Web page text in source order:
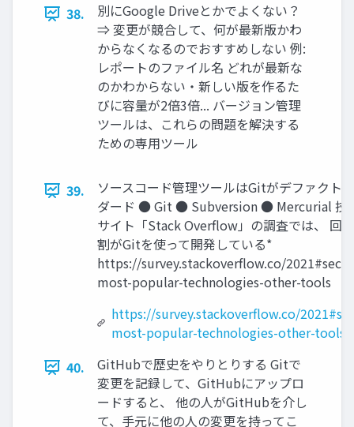
38.
別にGoogle Driveとかでよくない？
⇒ 変更が競合して、何が最新版かわ
からなくなるのでおすすめしない 例:
レポートのファイル名 どれが最新な
のかわからない・新しい版を作るた
びに容量が2倍3倍... バージョン管理
ツールは、これらの問題を解決する
ための専⽤ツール
39.
ソースコード管理ツールはGitがデファクト
ダード ● Git ● Subversion ● Mercurial 技
サイト「Stack Overﬂow」の調査では、 回
割がGitを使って開発している*
https://survey.stackoverﬂow.co/
most-popular-technologies-other-tools
https://survey.stackoverflow.co/
most-popular-technologies-other-tools
40.
GitHubで歴史をやりとりする Gitで
変更を記録して、GitHubにアップロ
ードすると、 他の⼈がGitHubを介し
て、⼿元に他の⼈の変更を持ってこ